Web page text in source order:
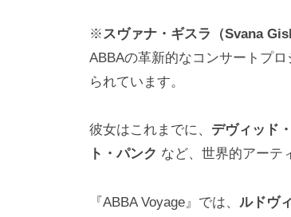
※ スヴァナ・ギスラ（Svana
ABBAの革新的なコンサートプロ
られています。
彼女はこれまでに、 デヴィッド
ト・パンク など、世界的アーテ
『ABBA Voyage』では、 ルドヴ